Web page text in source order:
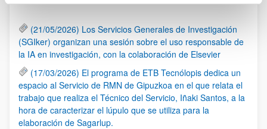
(21/05/2026) Los Servicios Generales de Investigación
(SGIker) organizan una sesión sobre el uso responsable de
la IA en investigación, con la colaboración de Elsevier
(17/03/2026) El programa de ETB Tecnólopis dedica un
espacio al Servicio de RMN de Gipuzkoa en el que relata el
trabajo que realiza el Técnico del Servicio, Iñaki Santos, a la
hora de caracterizar el lúpulo que se utiliza para la
elaboración de Sagarlup.